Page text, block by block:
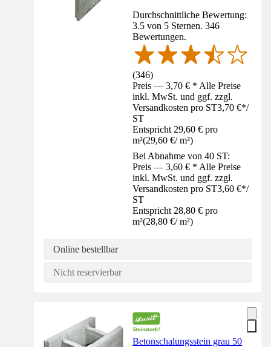
Durchschnittliche Bewertung:
3.5 von 5 Sternen. 346
Bewertungen.
(346)
Preis — 3,70 € * Alle Preise
inkl. MwSt. und ggf. zzgl.
Versandkosten pro ST3,70 €*/
ST
Entspricht 29,60 € pro
m²(29,60 €/ m²)
Bei Abnahme von 40 ST:
Preis — 3,60 € * Alle Preise
inkl. MwSt. und ggf. zzgl.
Versandkosten pro ST3,60 €*/
ST
Entspricht 28,80 € pro
m²(28,80 €/ m²)
Online bestellbar
Nicht reservierbar
Betonschalungsstein grau 50